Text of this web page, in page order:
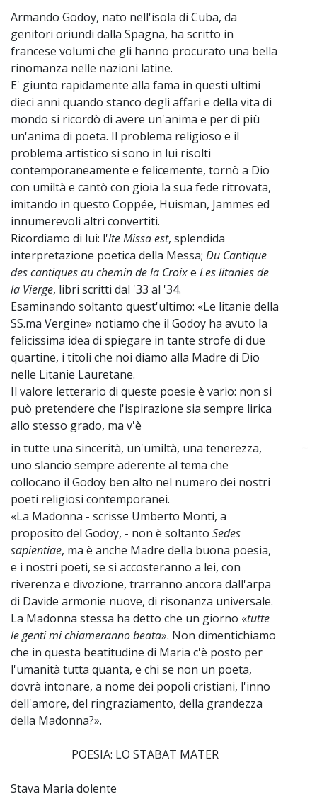
Armando Godoy, nato nell'isola di Cuba, da
genitori oriundi dalla Spagna, ha scritto in
francese volumi che gli hanno procurato una bella
rinomanza nelle nazioni latine.
E' giunto rapidamente alla fama in questi ultimi
dieci anni quando stanco degli affari e della vita di
mondo si ricordò di avere un'anima e per di più
un'anima di poeta. Il problema religioso e il
problema artistico si sono in lui risolti
contemporaneamente e felicemente, tornò a Dio
con umiltà e cantò con gioia la sua fede ritrovata,
imitando in questo Coppée, Huisman, Jammes ed
innumerevoli altri convertiti.
Ricordiamo di lui: l'lte Missa est, splendida
interpretazione poetica della Messa; Du Cantique
des cantiques au chemin de la Croixe Les litanies de
la Vierge, libri scritti dal '33 al '34.
Esaminando soltanto quest'ultimo: «Le litanie della
SS.ma Vergine» notiamo che il Godoy ha avuto la
felicissima idea di spiegare in tante strofe di due
quartine, i titoli che noi diamo alla Madre di Dio
nelle Litanie Lauretane.
Il valore letterario di queste poesie è vario: non si
può pretendere che l'ispirazione sia sempre lirica
allo stesso grado, ma v'è
in tutte una sincerità, un'umiltà, una tenerezza,
uno slancio sempre aderente al tema che
collocano il Godoy ben alto nel numero dei nostri
poeti religiosi contemporanei.
«La Madonna - scrisse Umberto Monti, a
proposito del Godoy, - non è soltanto Sedes
sapientiae, ma è anche Madre della buona poesia,
e i nostri poeti, se si accosteranno a lei, con
riverenza e divozione, trarranno ancora dall'arpa
di Davide armonie nuove, di risonanza universale.
La Madonna stessa ha detto che un giorno «tutte
le genti mi chiameranno beata». Non dimentichiamo
che in questa beatitudine di Maria c'è posto per
l'umanità tutta quanta, e chi se non un poeta,
dovrà intonare, a nome dei popoli cristiani, l'inno
dell'amore, del ringraziamento, della grandezza
della Madonna?».
POESIA: LO STABAT MATER
Stava Maria dolente